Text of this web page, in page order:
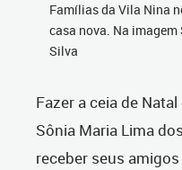
Famílias da Vila Nina
casa nova. Na
Silva
Fazer a ceia de
Sônia Maria Lima
receber seus